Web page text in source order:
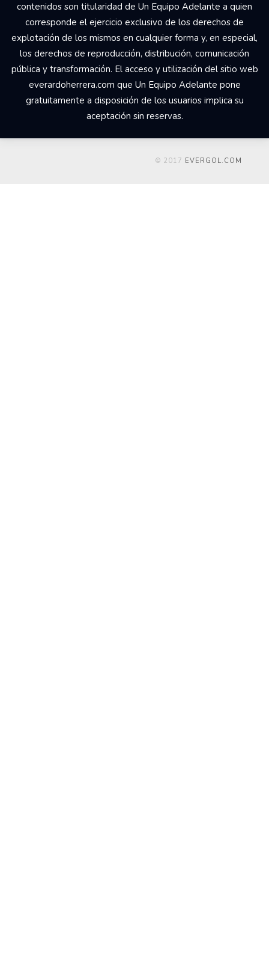
contenidos son titularidad de Un Equipo Adelante a quien
corresponde el ejercicio exclusivo de los derechos de
explotación de los mismos en cualquier forma y, en especial,
los derechos de reproducción, distribución, comunicación
pública y transformación. El acceso y utilización del sitio web
everardoherrera.com que Un Equipo Adelante pone
gratuitamente a disposición de los usuarios implica su
aceptación sin reservas.
© 2017 EVERGOL.COM